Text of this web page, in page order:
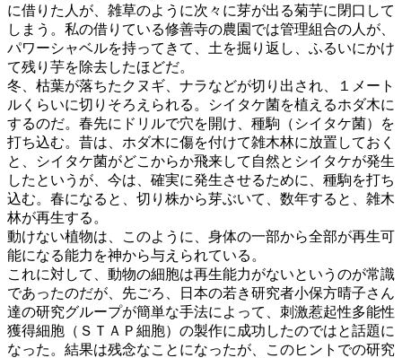
に借りた人が、雑草のように次々に芽が出る菊芋に閉口して
しまう。私の借りている修善寺の農園では管理組合の人が、
パワーシャベルを持ってきて、土を掘り返し、ふるいにかけ
て残り芋を除去したほどだ。
冬、枯葉が落ちたクヌギ、ナラなどが切り出され、１メート
ルくらいに切りそろえられる。シイタケ菌を植えるホダ木に
するのだ。春先にドリルで穴を開け、種駒（シイタケ菌）を
打ち込む。昔は、ホダ木に傷を付けて雑木林に放置しておく
と、シイタケ菌がどこからか飛来して自然とシイタケが発生
したというが、今は、確実に発生させるために、種駒を打ち
込む。春になると、切り株から芽ぶいて、数年すると、雑木
林が再生する。
動けない植物は、このように、身体の一部から全部が再生可
能になる能力を神から与えられている。
これに対して、動物の細胞は再生能力がないというのが常識
であったのだが、先ごろ、日本の若き研究者小保方晴子さん
達の研究グループが簡単な手法によって、刺激惹起性多能性
獲得細胞（ＳＴＡＰ細胞）の製作に成功したのではと話題に
なった。結果は残念なことになったが、このヒントでの研究